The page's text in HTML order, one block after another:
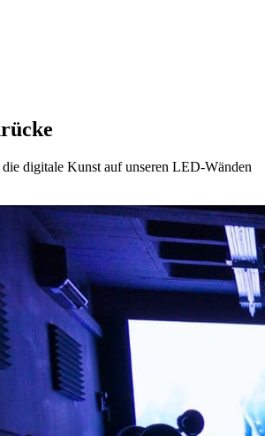
digitale Kunst auf unseren LED-Wänden